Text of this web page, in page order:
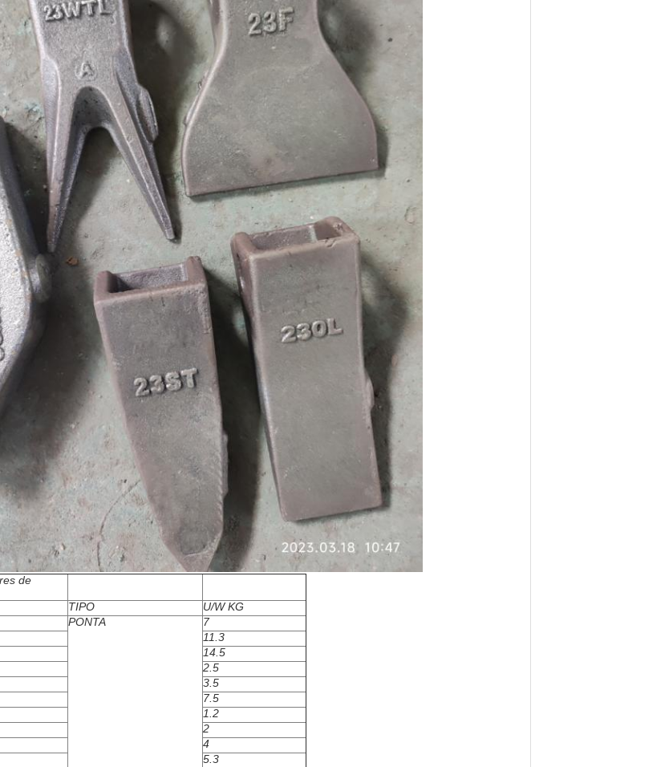
de
TIPO
U/W KG
PONTA
7
11.3
14.5
2.5
3.5
7.5
1.2
2
4
5.3